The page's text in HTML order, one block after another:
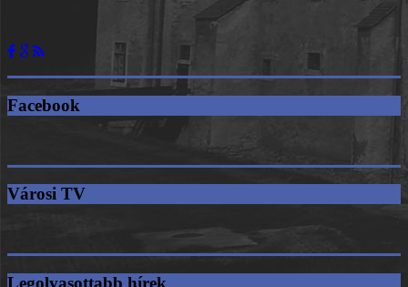
Facebook
Városi TV
Legolvasottabb hírek